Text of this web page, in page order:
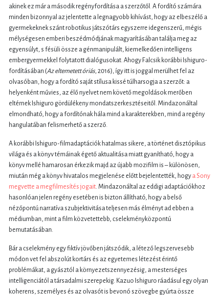
akinek ez már a második regényfordítása a szerzőtől. A fordító számára
minden bizonnyal az jelentette a legnagyobb kihívást, hogy az elbeszélő a
gyermekeknek szánt robotikus játszótárs egyszerre idegenszerű, mégis
mélységesen emberi beszédmódjának magyarításában találja meg az
egyensúlyt, s fésüli össze a génmanipulált, kiemelkedően intelligens
embergyermekkel folytatott dialógusokat. Ahogy Falcsik korábbi Ishiguro-
fordításában (Az eltemetett óriás, 2016), így itt is joggal merülhet fel az
olvasóban, hogy a fordító saját stílusa kissé túlharsogja a szerzőt: a
helyenként művies, az élő nyelvet nem követő megoldások merőben
eltérnek Ishiguro gördülékeny mondatszerkesztéseitől. Mindazonáltal
elmondható, hogy a fordítónak hála mind a karakterekben, mind a regény
hangulatában felismerhető a szerző.
A korábbi Ishiguro-filmadaptációk hatalmas sikere, a történet disztópikus
világa és a könyv témáinak égető aktualitása miatt gyanítható, hogy a
könyv mellé hamarosan érkezik majd az újabb mozifilm is – különösen,
miután még a könyv hivatalos megjelenése előtt bejelentették, hogy a Sony
megvette a megfilmesítés jogait. Mindazonáltal az eddigi adaptációkhoz
hasonlóan jelen regény esetében is bizton állítható, hogy a belső
nézőpontú narratíva szubjektivitása teljesen más élményt ad ebben a
médiumban, mint a film közvetettebb, cselekményközpontú
bemutatásában.
Bár a cselekmény egy fiktív jövőben játszódik, a létező legszervesebb
módon vet fel abszolút kortárs és az egyetemes létezést érintő
problémákat, a gyásztól a környezetszennyezésig, a mesterséges
intelligenciától a társadalmi szerepekig. Kazuo Ishiguro ráadásul egy olyan
koherens, személyes és az olvasót is bevonó szövegbe gyúrta össze